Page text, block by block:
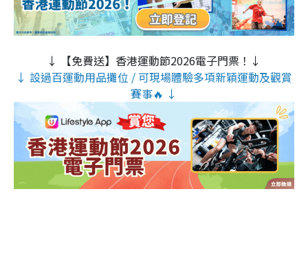
↓ 【免費送】香港運動節2026電子門票！↓
↓ 設過百運動用品攤位 / 可現場體驗多項新穎運動及觀賞
賽事🔥 ↓